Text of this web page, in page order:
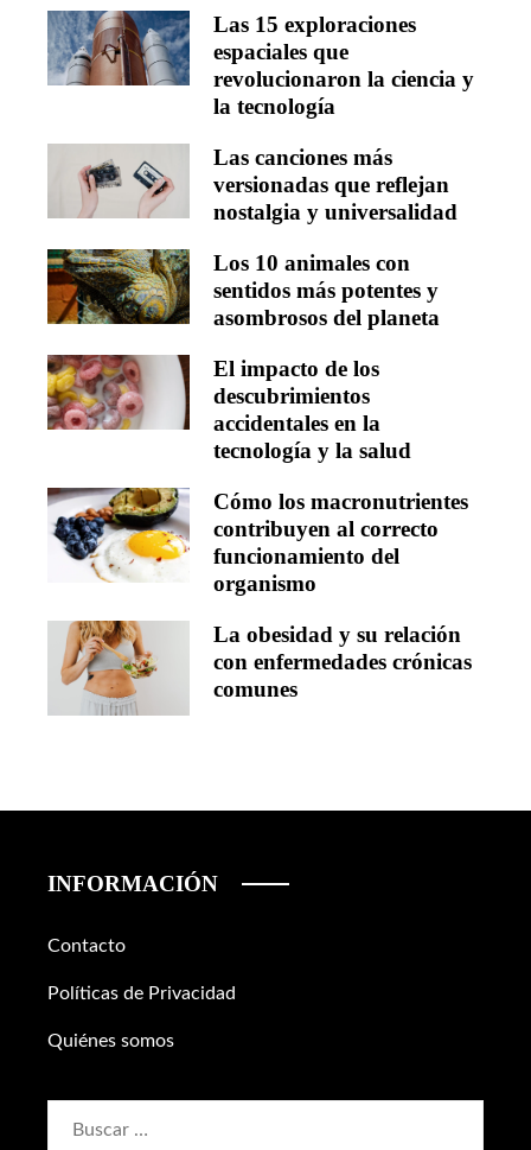
Las 15 exploraciones
espaciales que
revolucionaron la ciencia y
la tecnología
Las canciones más
versionadas que reflejan
nostalgia y universalidad
Los 10 animales con
sentidos más potentes y
asombrosos del planeta
El impacto de los
descubrimientos
accidentales en la
tecnología y la salud
Cómo los macronutrientes
contribuyen al correcto
funcionamiento del
organismo
La obesidad y su relación
con enfermedades crónicas
comunes
INFORMACIÓN
Contacto
Políticas de Privacidad
Quiénes somos